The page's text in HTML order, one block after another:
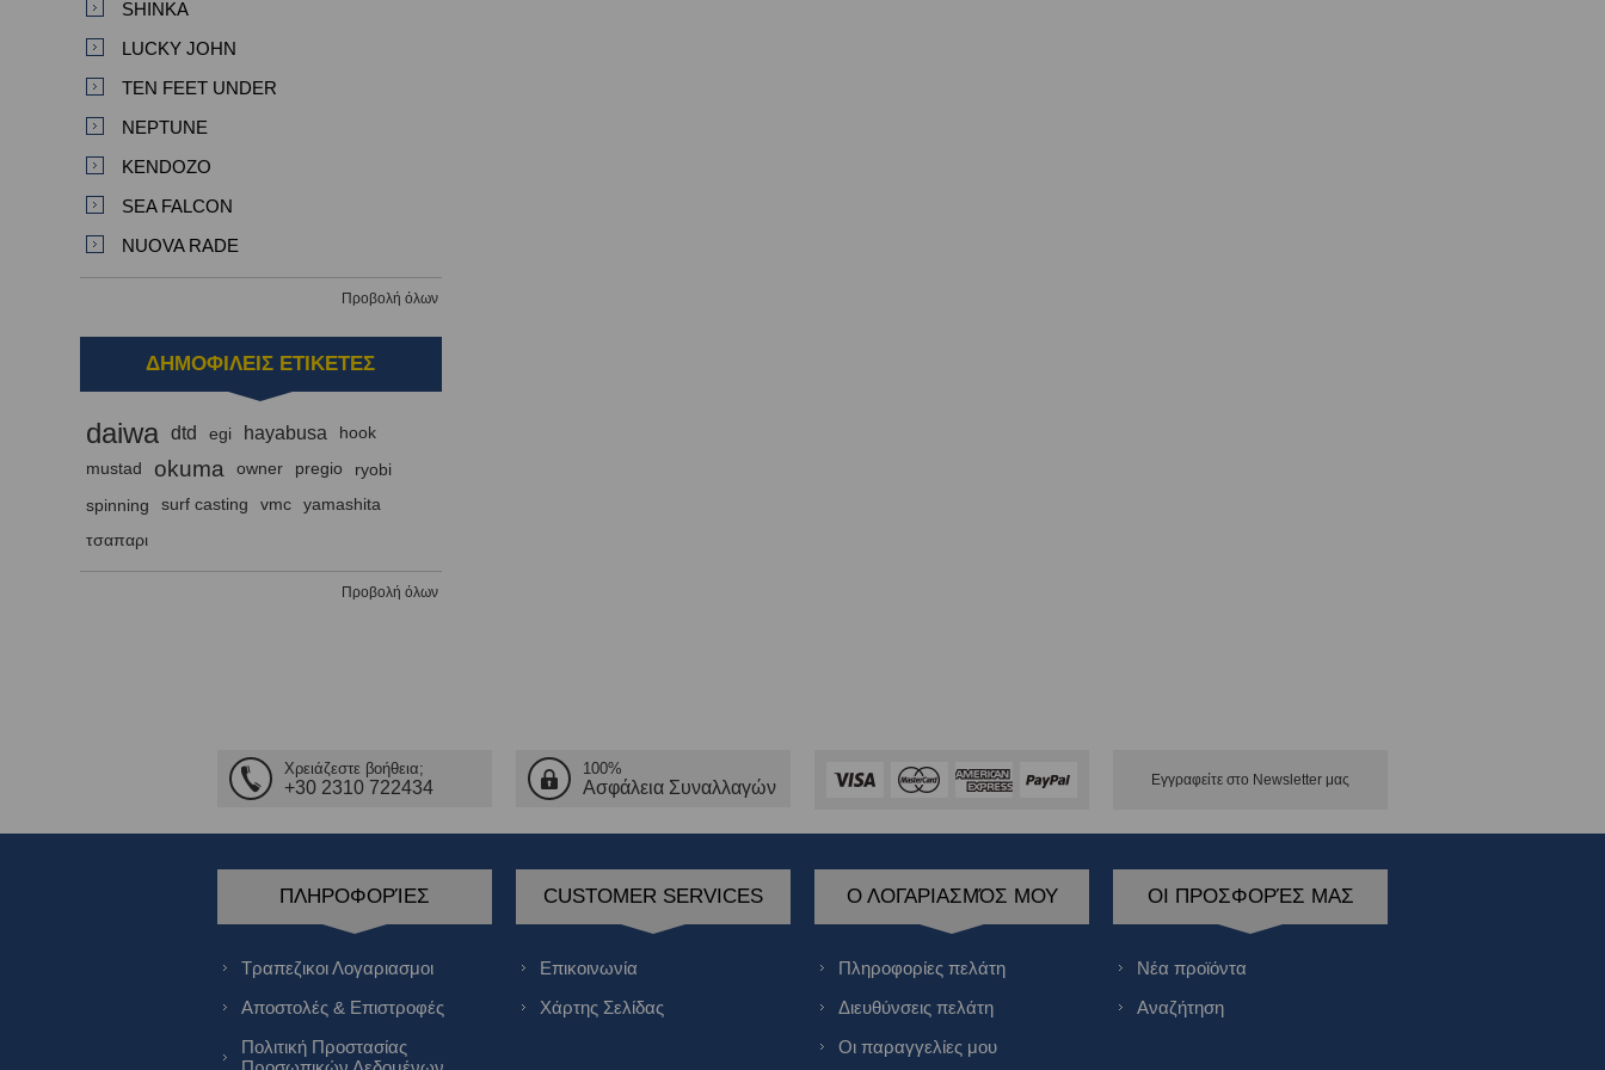
SHINKA
LUCKY JOHN
TEN FEET UNDER
NEPTUNE
KENDOZO
SEA FALCON
NUOVA RADE
Προβολή όλων
ΔΗΜΟΦΙΛΕΙΣ ΕΤΙΚΕΤΕΣ
daiwa dtd egi hayabusa
hook
mustad
okuma owner pregio
ryobi
spinning
surf casting vmc
yamashita
τσαπαρι
Προβολή όλων
Χρειάζεστε βοήθεια;
+30 2310 722434
100%
Ασφάλεια Συναλλαγών Εγγραφείτε στο Νewsletter μας
ΠΛΗΡΟΦΟΡΊΕΣ
Τραπεζικοι Λογαριασμοι
Αποστολές & Επιστροφές
Πολιτική Προστασίας
CUSTOMER SERVICES
Επικοινωνία
Χάρτης Σελίδας
Ο ΛΟΓΑΡΙΑΣΜΌΣ ΜΟΥ
Πληροφορίες πελάτη
Διευθύνσεις πελάτη
Οι παραγγελίες μου
ΟΙ ΠΡΟΣΦΟΡΈΣ ΜΑΣ
Νέα προϊόντα
Αναζήτηση